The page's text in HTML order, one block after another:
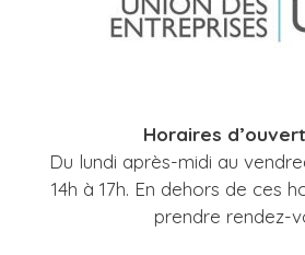
Horaires
Du lundi après-midi au
14h à 17h. En dehors de ces
prendre rendez-